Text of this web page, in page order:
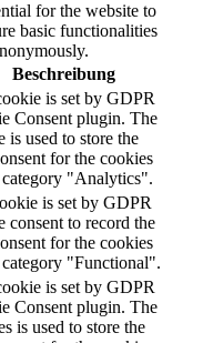
for the website to
basic functionalities
Beschreibung
is set by GDPR
Consent plugin. The
is used to store the
for the cookies
"Analytics".
is set by GDPR
consent to record the
for the cookies
"Functional".
is set by GDPR
Consent plugin. The
is used to store the